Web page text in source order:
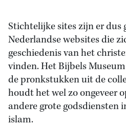
Stichtelijke sites zijn er dus
Nederlandse websites die
geschiedenis van het
vinden. Het Bijbels
de pronkstukken uit de
houdt het wel zo ongeveer
andere grote godsdiensten
islam.